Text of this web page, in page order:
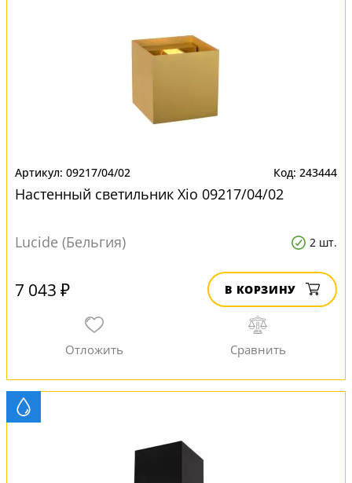
09217/04/02 243444
Настенный светильник Xio 09217/04/02
Lucide (Бельгия) 2 шт.
7 043 ₽ В КОРЗИНУ